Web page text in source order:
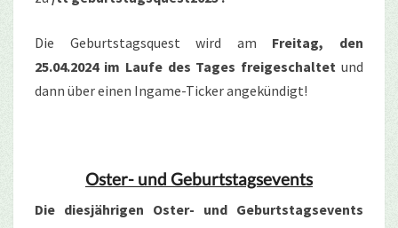
Die Geburtstagsquest wird am Freitag, den
25.04.2024 im Laufe des Tages freigeschaltet und
dann über einen Ingame-Ticker angekündigt!
Oster- und Geburtstagsevents
Die diesjährigen Oster- und Geburtstagsevents